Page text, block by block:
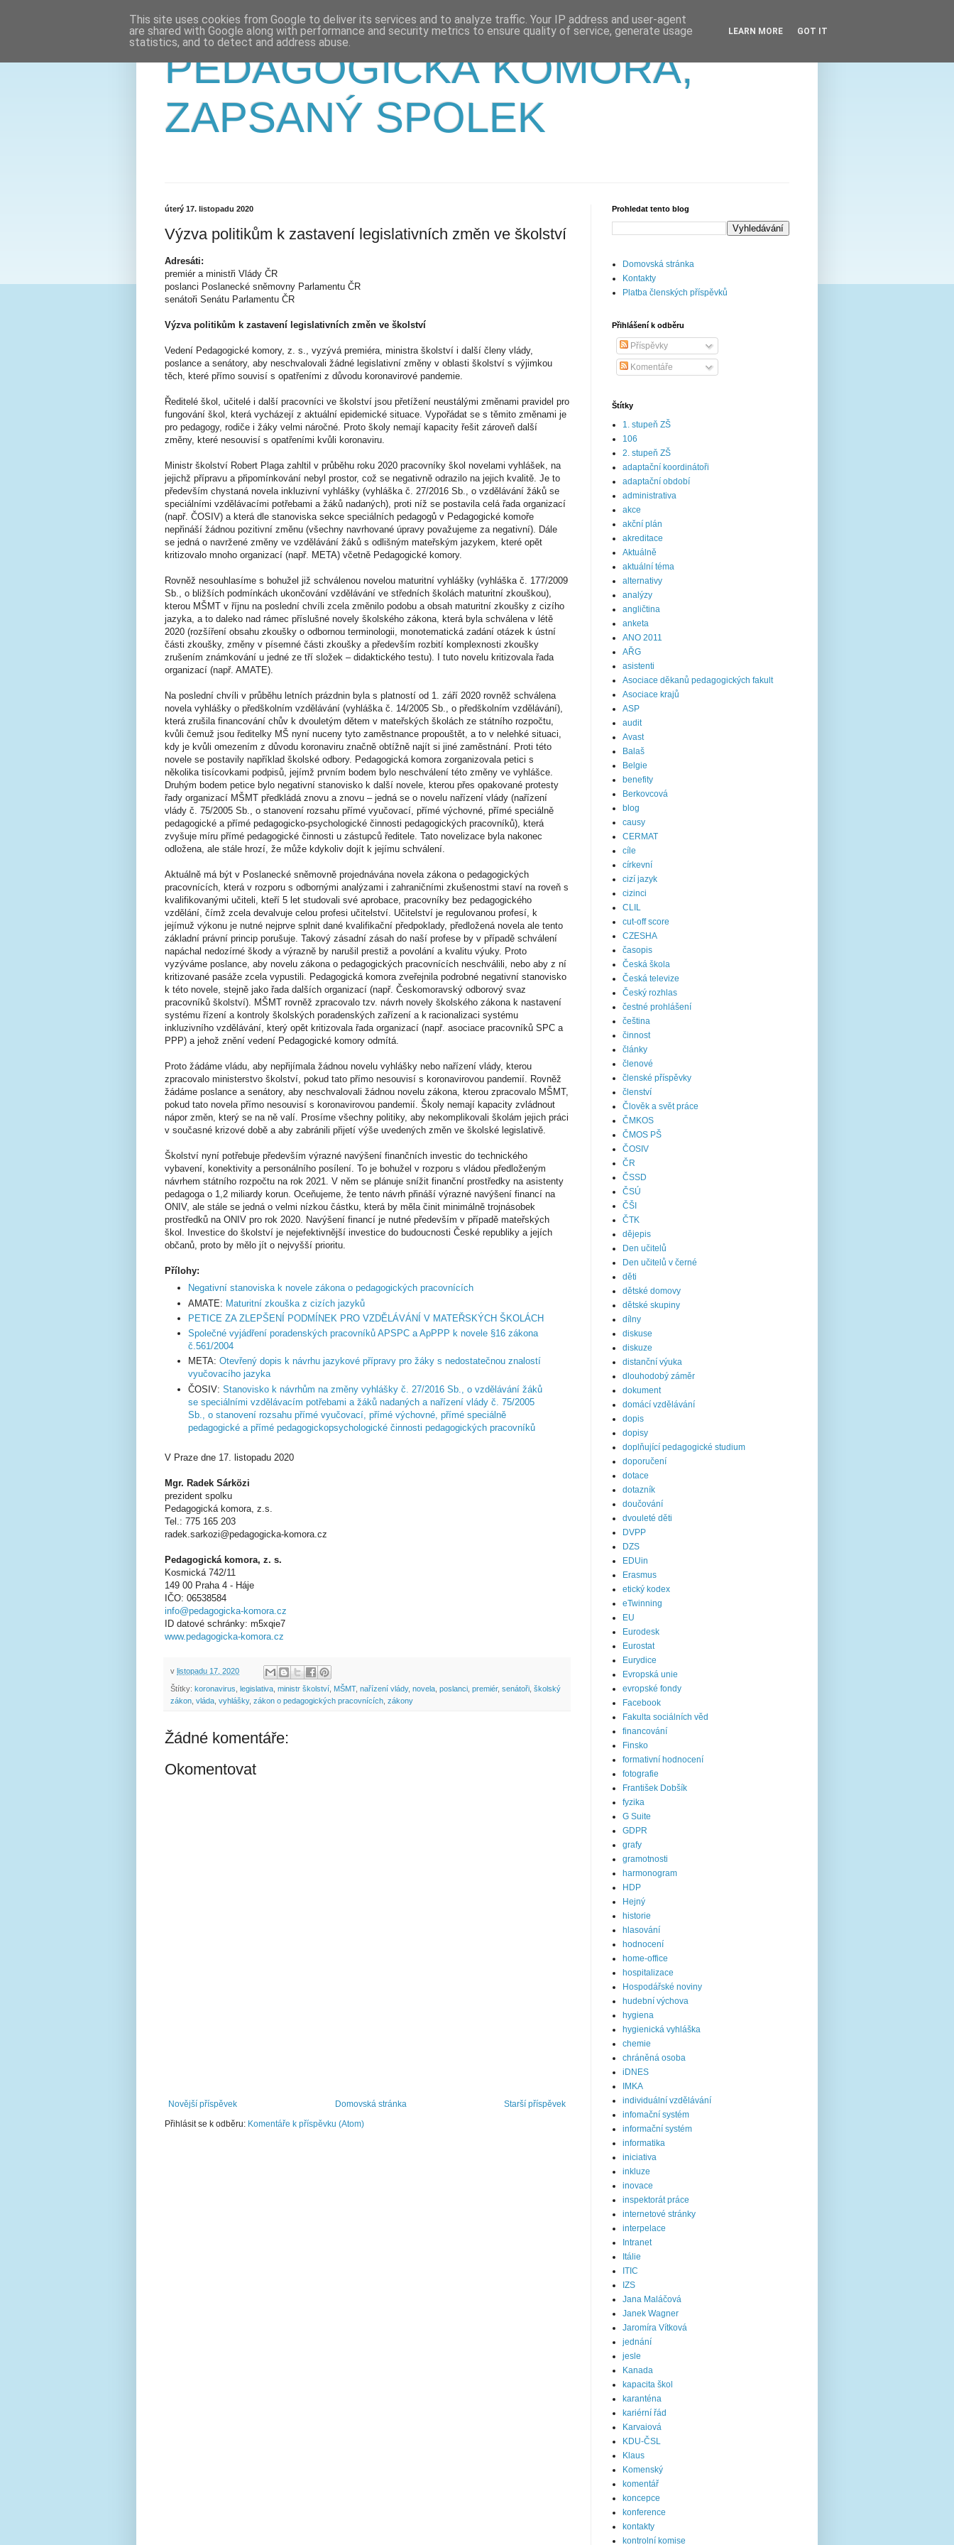
PEDAGOGICKÁ KOMORA,
ZAPSANÝ SPOLEK
úterý 17. listopadu 2020
Výzva politikům k zastavení legislativních změn ve školství
Adresáti:
premiér a ministři Vlády ČR
poslanci Poslanecké sněmovny Parlamentu ČR
senátoři Senátu Parlamentu ČR
Výzva politikům k zastavení legislativních změn ve školství
Vedení Pedagogické komory, z. s., vyzývá premiéra, ministra školství i další členy vlády,
poslance a senátory, aby neschvalovali žádné legislativní změny v oblasti školství s výjimkou
těch, které přímo souvisí s opatřeními z důvodu koronavirové pandemie.
Ředitelé škol, učitelé i další pracovníci ve školství jsou přetížení neustálými změnami pravidel pro
fungování škol, která vycházejí z aktuální epidemické situace. Vypořádat se s těmito změnami je
pro pedagogy, rodiče i žáky velmi náročné. Proto školy nemají kapacity řešit zároveň další
změny, které nesouvisí s opatřeními kvůli koronaviru.
Ministr školství Robert Plaga zahltil v průběhu roku 2020 pracovníky škol novelami vyhlášek, na
jejichž přípravu a připomínkování nebyl prostor, což se negativně odrazilo na jejich kvalitě. Je to
především chystaná novela inkluzivní vyhlášky (vyhláška č. 27/2016 Sb., o vzdělávání žáků se
speciálními vzdělávacími potřebami a žáků nadaných), proti níž se postavila celá řada organizací
(např. ČOSIV) a která dle stanoviska sekce speciálních pedagogů v Pedagogické komoře
nepřináší žádnou pozitivní změnu (všechny navrhované úpravy považujeme za negativní). Dále
se jedná o navržené změny ve vzdělávání žáků s odlišným mateřským jazykem, které opět
kritizovalo mnoho organizací (např. META) včetně Pedagogické komory.
Rovněž nesouhlasíme s bohužel již schválenou novelou maturitní vyhlášky (vyhláška č. 177/2009
Sb., o bližších podmínkách ukončování vzdělávání ve středních školách maturitní zkouškou),
kterou MŠMT v říjnu na poslední chvíli zcela změnilo podobu a obsah maturitní zkoušky z cizího
jazyka, a to daleko nad rámec příslušné novely školského zákona, která byla schválena v létě
2020 (rozšíření obsahu zkoušky o odbornou terminologii, monotematická zadání otázek k ústní
části zkoušky, změny v písemné části zkoušky a především rozbití komplexnosti zkoušky
zrušením známkování u jedné ze tří složek – didaktického testu). I tuto novelu kritizovala řada
organizací (např. AMATE).
Na poslední chvíli v průběhu letních prázdnin byla s platností od 1. září 2020 rovněž schválena
novela vyhlášky o předškolním vzdělávání (vyhláška č. 14/2005 Sb., o předškolním vzdělávání),
která zrušila financování chův k dvouletým dětem v mateřských školách ze státního rozpočtu,
kvůli čemuž jsou ředitelky MŠ nyní nuceny tyto zaměstnance propouštět, a to v nelehké situaci,
kdy je kvůli omezením z důvodu koronaviru značně obtížně najít si jiné zaměstnání. Proti této
novele se postavily například školské odbory. Pedagogická komora zorganizovala petici s
několika tisícovkami podpisů, jejímž prvním bodem bylo neschválení této změny ve vyhlášce.
Druhým bodem petice bylo negativní stanovisko k další novele, kterou přes opakované protesty
řady organizací MŠMT předkládá znovu a znovu – jedná se o novelu nařízení vlády (nařízení
vlády č. 75/2005 Sb., o stanovení rozsahu přímé vyučovací, přímé výchovné, přímé speciálně
pedagogické a přímé pedagogicko-psychologické činnosti pedagogických pracovníků), která
zvyšuje míru přímé pedagogické činnosti u zástupců ředitele. Tato novelizace byla nakonec
odložena, ale stále hrozí, že může kdykoliv dojít k jejímu schválení.
Aktuálně má být v Poslanecké sněmovně projednávána novela zákona o pedagogických
pracovnících, která v rozporu s odbornými analýzami i zahraničními zkušenostmi staví na roveň s
kvalifikovanými učiteli, kteří 5 let studovali své aprobace, pracovníky bez pedagogického
vzdělání, čímž zcela devalvuje celou profesi učitelství. Učitelství je regulovanou profesí, k
jejímuž výkonu je nutné nejprve splnit dané kvalifikační předpoklady, předložená novela ale tento
základní právní princip porušuje. Takový zásadní zásah do naší profese by v případě schválení
napáchal nedozírné škody a výrazně by narušil prestiž a povolání a kvalitu výuky. Proto
vyzýváme poslance, aby novelu zákona o pedagogických pracovnících neschválili, nebo aby z ní
kritizované pasáže zcela vypustili. Pedagogická komora zveřejnila podrobné negativní stanovisko
k této novele, stejně jako řada dalších organizací (např. Českomoravský odborový svaz
pracovníků školství). MŠMT rovněž zpracovalo tzv. návrh novely školského zákona k nastavení
systému řízení a kontroly školských poradenských zařízení a k racionalizaci systému
inkluzivního vzdělávání, který opět kritizovala řada organizací (např. asociace pracovníků SPC a
PPP) a jehož znění vedení Pedagogické komory odmítá.
Proto žádáme vládu, aby nepřijímala žádnou novelu vyhlášky nebo nařízení vlády, kterou
zpracovalo ministerstvo školství, pokud tato přímo nesouvisí s koronavirovou pandemií. Rovněž
žádáme poslance a senátory, aby neschvalovali žádnou novelu zákona, kterou zpracovalo MŠMT,
pokud tato novela přímo nesouvisí s koronavirovou pandemií. Školy nemají kapacity zvládnout
nápor změn, který se na ně valí. Prosíme všechny politiky, aby nekomplikovali školám jejich práci
v současné krizové době a aby zabránili přijetí výše uvedených změn ve školské legislativě.
Školství nyní potřebuje především výrazné navýšení finančních investic do technického
vybavení, konektivity a personálního posílení. To je bohužel v rozporu s vládou předloženým
návrhem státního rozpočtu na rok 2021. V něm se plánuje snížit finanční prostředky na asistenty
pedagoga o 1,2 miliardy korun. Oceňujeme, že tento návrh přináší výrazné navýšení financí na
ONIV, ale stále se jedná o velmi nízkou částku, která by měla činit minimálně trojnásobek
prostředků na ONIV pro rok 2020. Navýšení financí je nutné především v případě mateřských
škol. Investice do školství je nejefektivnější investice do budoucnosti České republiky a jejích
občanů, proto by mělo jít o nejvyšší prioritu.
Přílohy:
Negativní stanoviska k novele zákona o pedagogických pracovnících
AMATE: Maturitní zkouška z cizích jazyků
PETICE ZA ZLEPŠENÍ PODMÍNEK PRO VZDĚLÁVÁNÍ V MATEŘSKÝCH ŠKOLÁCH
Společné vyjádření poradenských pracovníků APSPC a ApPPP k novele §16 zákona
č.561/2004
META: Otevřený dopis k návrhu jazykové přípravy pro žáky s nedostatečnou znalostí
vyučovacího jazyka
ČOSIV: Stanovisko k návrhům na změny vyhlášky č. 27/2016 Sb., o vzdělávání žáků
se speciálními vzdělávacím potřebami a žáků nadaných a nařízení vlády č. 75/2005
Sb., o stanovení rozsahu přímé vyučovací, přímé výchovné, přímé speciálně
pedagogické a přímé pedagogickopsychologické činnosti pedagogických pracovníků
V Praze dne 17. listopadu 2020
Mgr. Radek Sárközi
prezident spolku
Pedagogická komora, z.s.
Tel.: 775 165 203
radek.sarkozi@pedagogicka-komora.cz
Pedagogická komora, z. s.
Kosmická 742/11
149 00 Praha 4 - Háje
IČO: 06538584
info@pedagogicka-komora.cz
ID datové schránky: m5xqie7
www.pedagogicka-komora.cz
v listopadu 17, 2020
Štítky: koronavirus legislativa ministr školství MŠMT, nařízení vlády, novela poslanci premiér, senátoři školský
zákon vláda vyhlášky, zákon o pedagogických pracovnících zákony
Žádné komentáře:
Okomentovat
Novější příspěvek Starší příspěvek
Domovská stránka
Přihlásit se k odběru: Komentáře k příspěvku (Atom)
Prohledat tento blog
Domovská stránka
Kontakty
Platba členských příspěvků
Přihlášení k odběru
Příspěvky
Komentáře
Štítky
1. stupeň ZŠ
106
2. stupeň ZŠ
adaptační koordinátoři
adaptační období
administrativa
akce
akční plán
akreditace
Aktuálně
aktuální téma
alternativy
analýzy
angličtina
anketa
ANO 2011
AŘG
asistenti
Asociace děkanů pedagogických fakult
Asociace krajů
ASP
audit
Avast
Balaš
Belgie
benefity
Berkovcová
blog
causy
CERMAT
cíle
církevní
cizí jazyk
cizinci
CLIL
cut-off score
CZESHA
časopis
Česká škola
Česká televize
Český rozhlas
čestné prohlášení
čeština
činnost
články
členové
členské příspěvky
členství
Člověk a svět práce
ČMKOS
ČMOS PŠ
ČOSIV
ČR
ČSSD
ČSÚ
ČŠI
ČTK
dějepis
Den učitelů
Den učitelů v černé
děti
dětské domovy
dětské skupiny
dílny
diskuse
diskuze
distanční výuka
dlouhodobý záměr
dokument
domácí vzdělávání
dopis
dopisy
doplňující pedagogické studium
doporučení
dotace
dotazník
doučování
dvouleté děti
DVPP
DZS
EDUin
Erasmus
etický kodex
eTwinning
EU
Eurodesk
Eurostat
Eurydice
Evropská unie
evropské fondy
Facebook
Fakulta sociálních věd
financování
Finsko
formativní hodnocení
fotografie
František Dobšík
fyzika
G Suite
GDPR
grafy
gramotnosti
harmonogram
HDP
Hejný
historie
hlasování
hodnocení
home-office
hospitalizace
Hospodářské noviny
hudební výchova
hygiena
hygienická vyhláška
chemie
chráněná osoba
iDNES
IMKA
individuální vzdělávání
infomační systém
informační systém
informatika
iniciativa
inkluze
inovace
inspektorát práce
internetové stránky
interpelace
Intranet
Itálie
ITIC
IZS
Jana Maláčová
Janek Wagner
Jaromíra Vítková
jednání
jesle
Kanada
kapacita škol
karanténa
kariérní řád
Karvaiová
KDU-ČSL
Klaus
Komenský
komentář
koncepce
konference
kontakty
kontrolní komise
This site uses cookies from Google to deliver its services and to analyze traffic. Your IP address and user-agent
are shared with Google along with performance and security metrics to ensure quality of service, generate usage
statistics, and to detect and address abuse.
LEARN MORE GOT IT